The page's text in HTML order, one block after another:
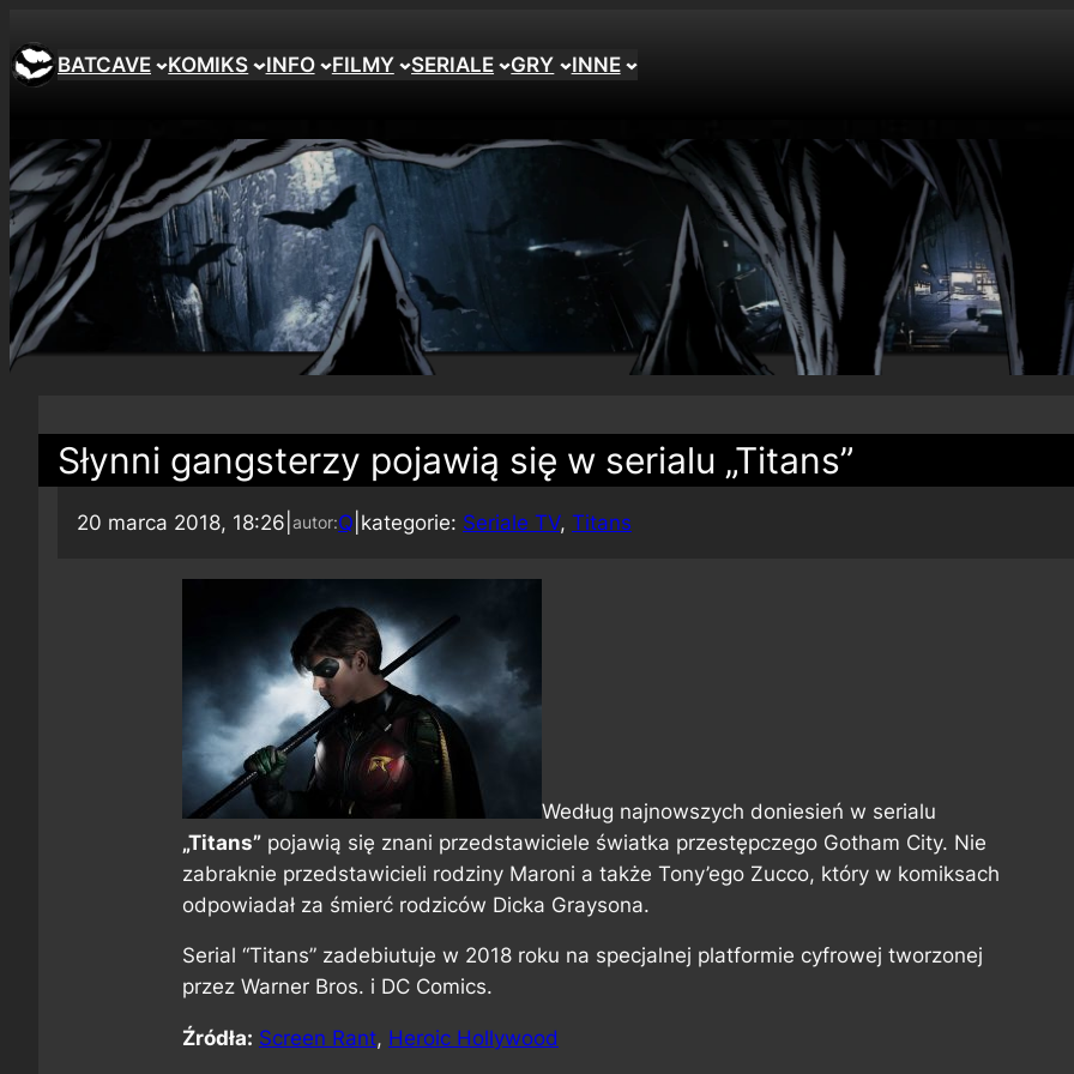
BATCAVE KOMIKS INFO FILMY SERIALE GRY INNE
Słynni gangsterzy pojawią się w serialu „Titans”
20 marca 2018, 18:26 autor:Q kategorie: Seriale TV, Titans
Według najnowszych doniesień w serialu
„Titans” pojawią się znani przedstawiciele światka przestępczego Gotham City. Nie
zabraknie przedstawicieli rodziny Maroni a także Tony’ego Zucco, który w komiksach
odpowiadał za śmierć rodziców Dicka Graysona.
Serial “Titans” zadebiutuje w 2018 roku na specjalnej platformie cyfrowej tworzonej
przez Warner Bros. i DC Comics.
Źródła: Screen Rant, Heroic Hollywood